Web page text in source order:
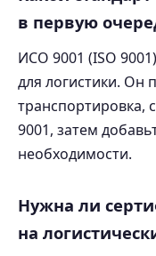
в первую
ИСО 9001 (ISO
для логистики. Он
транспортировка,
9001, затем
необходимости.
Нужна ли
на